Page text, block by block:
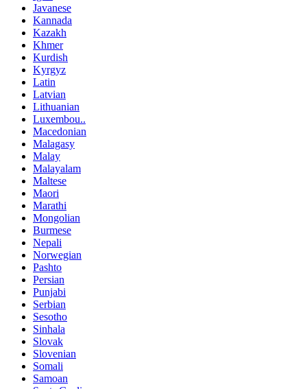
Javanese
Kannada
Kazakh
Khmer
Kurdish
Kyrgyz
Latin
Latvian
Lithuanian
Luxembou..
Macedonian
Malagasy
Malay
Malayalam
Maltese
Maori
Marathi
Mongolian
Burmese
Nepali
Norwegian
Pashto
Persian
Punjabi
Serbian
Sesotho
Sinhala
Slovak
Slovenian
Somali
Samoan